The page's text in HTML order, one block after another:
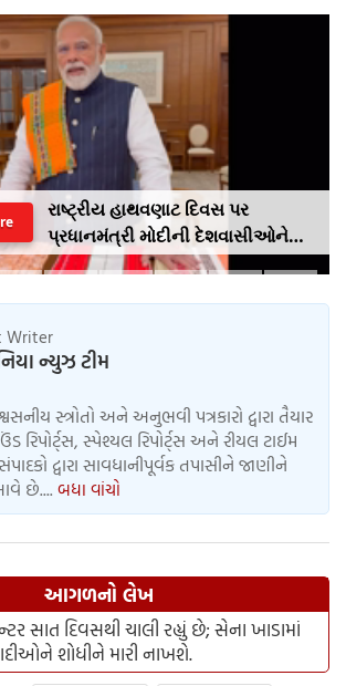
રાષ્ટ્રીય હાથવણાટ દિવસ પર
પ્રધાનમંત્રી મોદીની દેશવાસીઓને
અપીલૢ સ્થાનિક કપડાં પહેરો,
Writer
ન્યુઝ ટીમ
સ્ત્રોતો અને અનુભવી પત્રકારો દ્વારા તૈયાર
રિપોર્ટ્સ, સ્પેશ્યલ રિપોર્ટ્સ અને રીયલ ટાઈમ
દ્વારા સાવધાનીપૂર્વક તપાસીને જાણીને
છે.... બધા વાંચો
આગળનો લેખ
સાત દિવસથી ચાલી રહ્યું છે; સેના ખાડામાં
શોધીને મારી નાખશે.